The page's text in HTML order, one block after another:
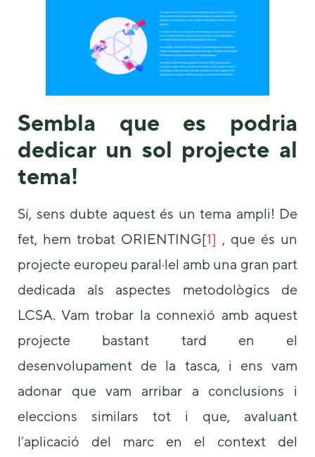
Sembla que es podria
dedicar un sol projecte al
tema!
Sí, sens dubte aquest és un tema ampli! De
fet, hem trobat ORIENTING[1] , que és un
projecte europeu paral·lel amb una gran part
dedicada als aspectes metodològics de
LCSA. Vam trobar la connexió amb aquest
projecte bastant tard en el
desenvolupament de la tasca, i ens vam
adonar que vam arribar a conclusions i
eleccions similars tot i que, avaluant
l’aplicació del marc en el context del